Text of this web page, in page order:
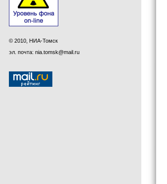
© 2010, НИА-Томск
эл. почта: nia.tomsk@mail.ru